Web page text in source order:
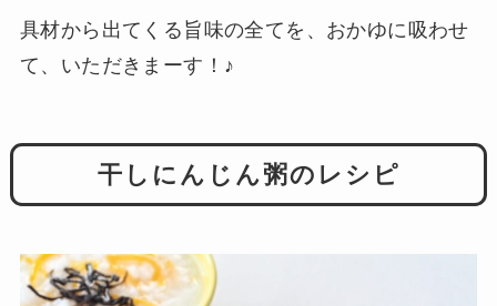
具材から出てくる旨味の全てを、おかゆに吸わせ
て、いただきまーす！♪
干しにんじん粥のレシピ